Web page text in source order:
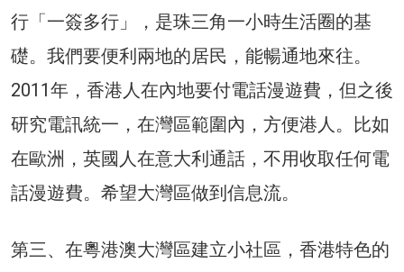
行「一簽多行」，是珠三角一小時生活圈的基
礎。我們要便利兩地的居民，能暢通地來往。
2011年，香港人在內地要付電話漫遊費，但之後
研究電訊統一，在灣區範圍內，方便港人。比如
在歐洲，英國人在意大利通話，不用收取任何電
話漫遊費。希望大灣區做到信息流。
第三、在粵港澳大灣區建立小社區，香港特色的